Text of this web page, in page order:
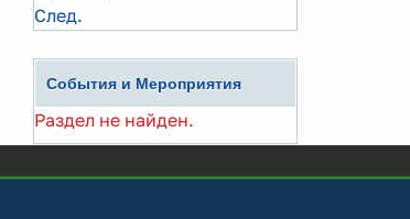
След.
События и Мероприятия
Раздел не найден.